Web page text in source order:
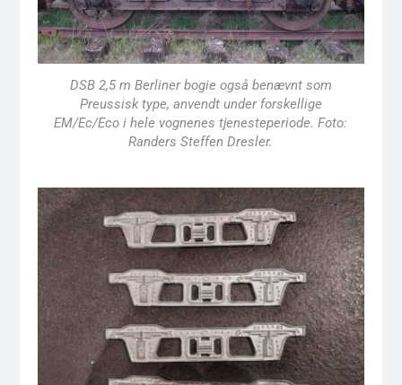
DSB 2,5 m Berliner bogie også benævnt som
Preussisk type, anvendt under forskellige
EM/Ec/Eco i hele vognenes tjenesteperiode. Foto:
Randers Steffen Dresler.